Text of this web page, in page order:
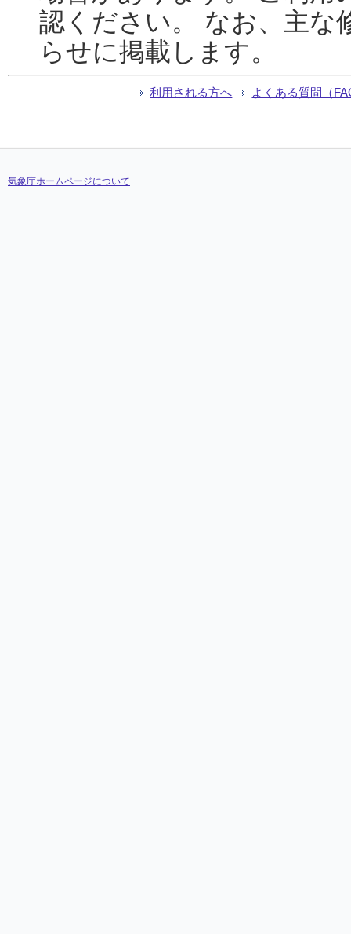
認ください。 なお、主な
らせに掲載します。
利用される方へ よくある質問（
気象庁ホームページについて